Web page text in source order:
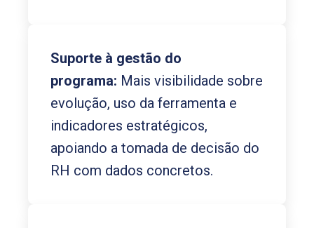
Suporte à gestão do
programa: Mais visibilidade sobre
evolução, uso da ferramenta e
indicadores estratégicos,
apoiando a tomada de decisão do
RH com dados concretos.